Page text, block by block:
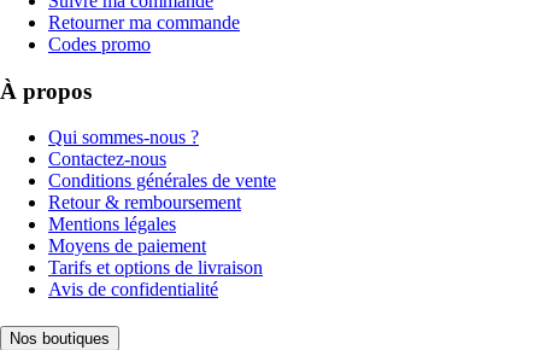
Retourner ma commande
Codes promo
À propos
Qui sommes-nous ?
Contactez-nous
Conditions générales de vente
Retour & remboursement
Mentions légales
Moyens de paiement
Tarifs et options de livraison
Avis de confidentialité
Nos boutiques